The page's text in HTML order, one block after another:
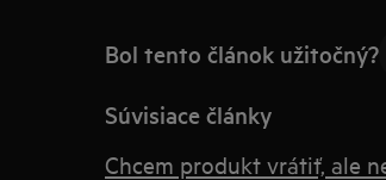
Bol tento článok užitočný?
Súvisiace články
Chcem produkt vrátiť, ale